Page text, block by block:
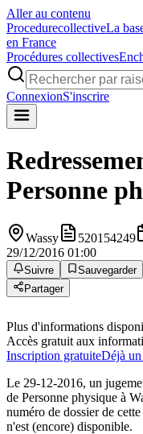
Aller au contenu
ProcedurecollectiveLa
en France
Procédures collectives
ConnexionS'inscrire
Personne
Wassy 520154249
29/12/2016 01:00
Suivre
Sauvegarder
Partager
Plus d'informations
Accès gratuit aux
Inscription gratuiteDéjà
Le 29-12-2016, un
de Personne physique à
numéro de dossier de
n'est (encore) disponible.